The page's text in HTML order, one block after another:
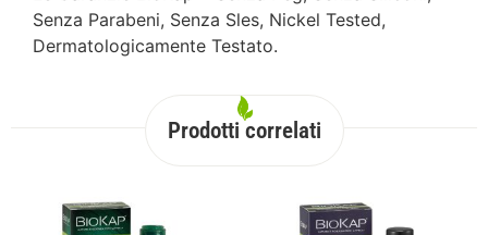
Senza Parabeni, Senza Sles, Nickel Tested,
Dermatologicamente Testato.
Prodotti correlati